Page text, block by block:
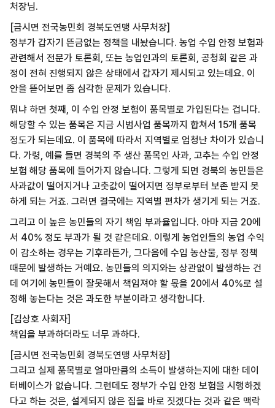
처장님.
[금시면 전국농민회 경북도연맹 사무처장]
정부가 갑자기 뜬금없는 정책을 내놨습니다. 농업 수입 안정 보험과
관련해서 전문가 토론회, 또는 농업인과의 토론회, 공청회 같은 과
정이 전혀 진행되지 않은 상태에서 갑자기 제시되고 있는데요. 이
안을 뜯어보면 좀 심각한 문제가 있습니다.
뭐냐 하면 첫째, 이 수입 안정 보험이 품목별로 가입된다는 겁니다.
해당할 수 있는 품목은 지금 시범사업 품목까지 합쳐서 15개 품목
정도가 되는데요. 이 품목에 따라서 지역별로 엄청난 차이가 있습니
다. 가령, 예를 들면 경북의 주 생산 품목인 사과, 고추는 수입 안정
보험 해당 품목에 들어가지 않습니다. 그렇게 되면 경북의 농민들은
사과값이 떨어지거나 고춧값이 떨어지면 정부로부터 보존 받지 못
하게 되는 거죠. 그러면 결국에는 지역별 편차가 생기게 되는 거죠.
그리고 이 높은 농민들의 자기 책임 부과율입니다. 아마 지금 20에
서 40% 정도 부과가 될 것 같은데요. 이렇게 농업인들의 농업 수익
이 감소하는 경우는 기후라든가, 그다음에 수입 농산물, 정부 정책
때문에 발생하는 거예요. 농민들의 의지와는 상관없이 발생하는 건
데 여기에 농민들이 잘못해서 책임져야 할 몫을 20에서 40%로 설
정해 놓는다는 것은 과도한 부분이라고 생각합니다.
[김상호 사회자]
책임을 부과하더라도 너무 과하다.
[금시면 전국농민회 경북도연맹 사무처장]
그리고 실제 품목별로 얼마만큼의 소득이 발생하는지에 대한 데이
터베이스가 없습니다. 그런데도 정부가 수입 안정 보험을 시행하겠
다고 하는 것은, 설계되지 않은 집을 바로 짓겠다는 것과 같은 맥락